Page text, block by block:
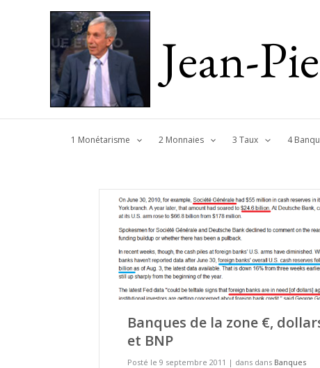
Jean-
1 Monétarisme 2 Monnaies 3 Taux 4
Banques de la zone €,
et BNP
Posté le 9 septembre 2011 | dans dans Banques